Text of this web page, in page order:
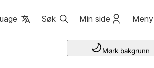
Søk Min side Meny
Mørk bakgrunn